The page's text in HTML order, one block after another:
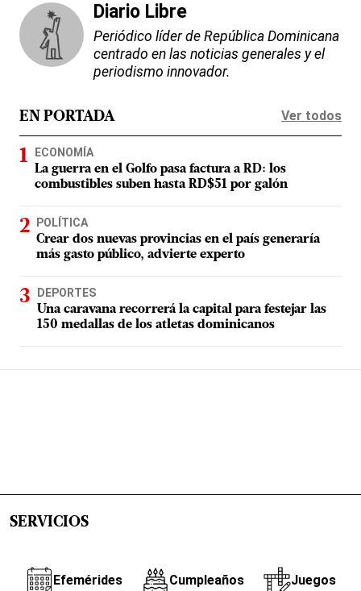
Diario Libre
Periódico líder de República Dominicana
centrado en las noticias generales y el
periodismo innovador.
EN PORTADA Ver todos
ECONOMÍA
La guerra en el Golfo pasa factura a RD: los
combustibles suben hasta RD$51 por galón
POLÍTICA
Crear dos nuevas provincias en el país generaría
más gasto público, advierte experto
DEPORTES
Una caravana recorrerá la capital para festejar las
150 medallas de los atletas dominicanos
SERVICIOS
Efemérides Cumpleaños Juegos